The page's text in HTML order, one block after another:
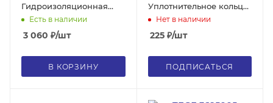
Гидроизоляционная
манжета Seal System
для композитных
гидроизоляционных
Есть в наличии
3 060 ₽/шт
В КОРЗИНУ
Уплотнительное кольцо
110 мм
Нет в наличии
225₽/шт
ПОДПИСАТЬСЯ